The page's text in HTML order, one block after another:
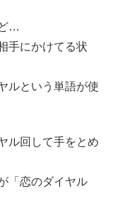
…
手にかけてる状
ルという単語が使
ル回して手をとめ
「恋のダイヤル